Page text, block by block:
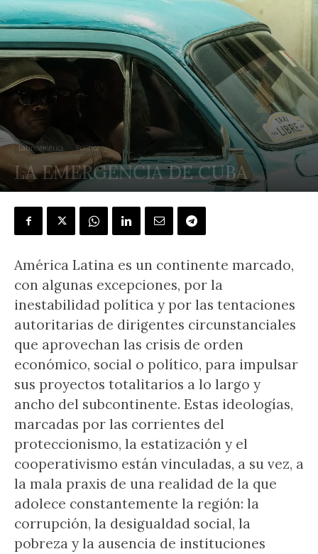
Latinoamérica Política
LA EMERGENCIA DE CUBA
POR TRIBUNA LIBRE - 24 julio, 2021
América Latina es un continente marcado,
con algunas excepciones, por la
inestabilidad política y por las tentaciones
autoritarias de dirigentes circunstanciales
que aprovechan las crisis de orden
económico, social o político, para impulsar
sus proyectos totalitarios a lo largo y
ancho del subcontinente. Estas ideologías,
marcadas por las corrientes del
proteccionismo, la estatización y el
cooperativismo están vinculadas, a su vez, a
la mala praxis de una realidad de la que
adolece constantemente la región: la
corrupción, la desigualdad social, la
pobreza y la ausencia de instituciones